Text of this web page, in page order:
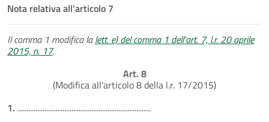
Nota relativa all'articolo 7
Il comma 1 modifica lalett. e) del comma 1 dell'art. 7, l.r. 20 aprile
2015, n. 17.
Art. 8
(Modifica all’articolo 8 della l.r. 17/2015)
1. ..........................................................................